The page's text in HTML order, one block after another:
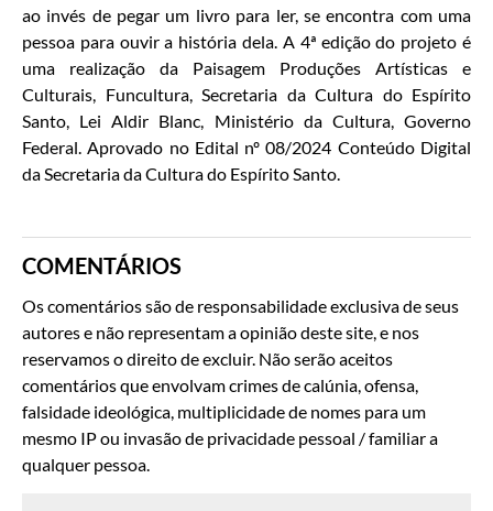
ao invés de pegar um livro para ler, se encontra com uma
pessoa para ouvir a história dela. A 4ª edição do projeto é
uma realização da Paisagem Produções Artísticas e
Culturais, Funcultura, Secretaria da Cultura do Espírito
Santo, Lei Aldir Blanc, Ministério da Cultura, Governo
Federal. Aprovado no Edital nº 08/2024 Conteúdo Digital
da Secretaria da Cultura do Espírito Santo.
COMENTÁRIOS
Os comentários são de responsabilidade exclusiva de seus
autores e não representam a opinião deste site, e nos
reservamos o direito de excluir. Não serão aceitos
comentários que envolvam crimes de calúnia, ofensa,
falsidade ideológica, multiplicidade de nomes para um
mesmo IP ou invasão de privacidade pessoal / familiar a
qualquer pessoa.